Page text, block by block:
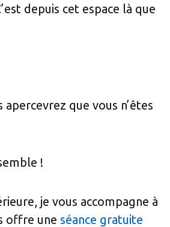
depuis cet espace là que
que vous n’êtes
!
je vous accompagne à
offre une séance gratuite